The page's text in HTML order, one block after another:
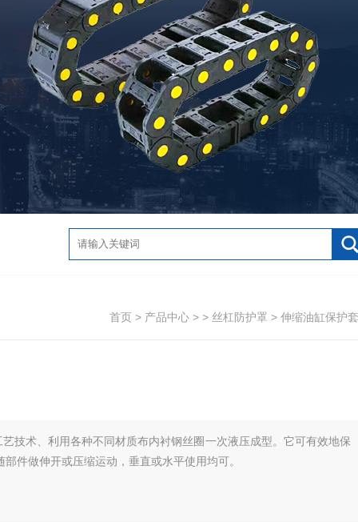
首页 > 产品中心 > > 丝杠防护罩 > 伸缩油缸保护套
技术、利用各种不同材质布内衬钢丝圈一次液压成型。它可有效地保
件做伸开或压缩运动，垂直或水平使用均可。